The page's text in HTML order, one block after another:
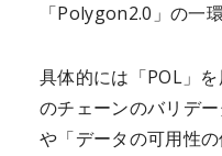
「Polygon2.0」の一
具体的には「POL」
のチェーンのバリデ
や「データの可用性